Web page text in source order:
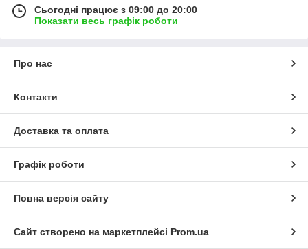
Сьогодні працює з 09:00 до 20:00
Показати весь графік роботи
Про нас
Контакти
Доставка та оплата
Графік роботи
Повна версія сайту
Сайт створено на маркетплейсі Prom.ua